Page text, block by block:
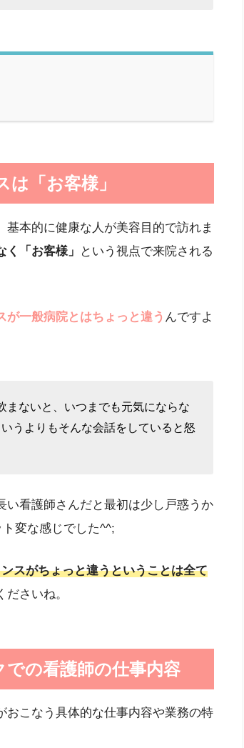
「お客様」
本的に健康な人が美容目的で訪れま
く「お客様」
という視点で来院される
が一般病院とはちょっと違う んですよ
まないと、いつまでも元気にならな
うよりもそんな会話をしていると怒
看護師さんだと最初は少し戸惑うか
変な感じでした^^;
スがちょっと違うということは全て
さいね。
の看護師の仕事内容
おこなう具体的な仕事内容や業務の特